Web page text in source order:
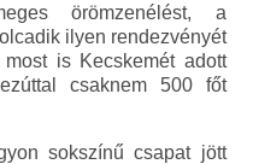
örömzenélést, a
ilyen rendezvényét
is Kecskemét adott
csaknem 500 főt
sokszínű csapat jött